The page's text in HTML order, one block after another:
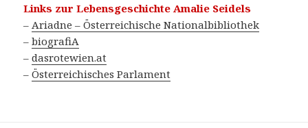
Links zur Lebensgeschichte Amalie Seidels
– Ariadne – Österreichische Nationalbibliothek
–biografiA
–dasrotewien.at
–Österreichisches Parlament